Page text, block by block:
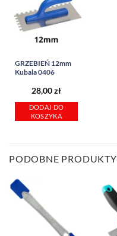
GRZEBIEŃ 12mm
Kubala 0406
28,00zł
DODAJ DO
KOSZYKA
PODOBNE PRODUKTY